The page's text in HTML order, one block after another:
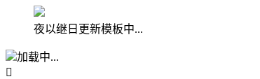
夜以继日更新模板中...
加载中...
